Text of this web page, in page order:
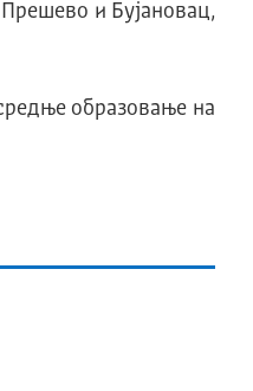
и Бујановац,
образовање на